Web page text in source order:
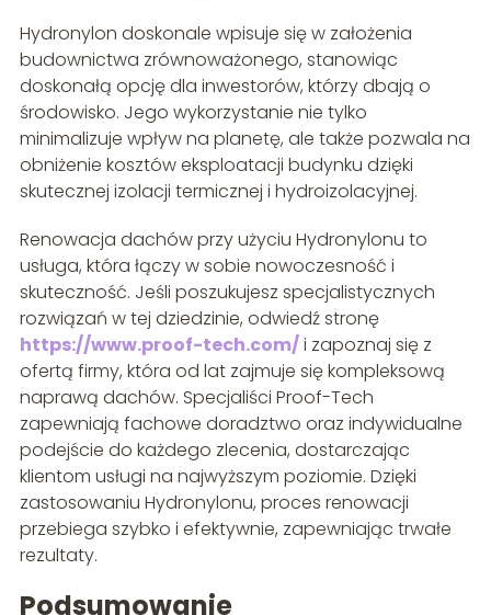
Hydronylon doskonale wpisuje się w założenia
budownictwa zrównoważonego, stanowiąc
doskonałą opcję dla inwestorów, którzy dbają o
środowisko. Jego wykorzystanie nie tylko
minimalizuje wpływ na planetę, ale także pozwala na
obniżenie kosztów eksploatacji budynku dzięki
skutecznej izolacji termicznej i hydroizolacyjnej.
Renowacja dachów przy użyciu Hydronylonu to
usługa, która łączy w sobie nowoczesność i
skuteczność. Jeśli poszukujesz specjalistycznych
rozwiązań w tej dziedzinie, odwiedź stronę
https://www.proof-tech.com/i zapoznaj się z
ofertą firmy, która od lat zajmuje się kompleksową
naprawą dachów. Specjaliści Proof-Tech
zapewniają fachowe doradztwo oraz indywidualne
podejście do każdego zlecenia, dostarczając
klientom usługi na najwyższym poziomie. Dzięki
zastosowaniu Hydronylonu, proces renowacji
przebiega szybko i efektywnie, zapewniając trwałe
rezultaty.
Podsumowanie